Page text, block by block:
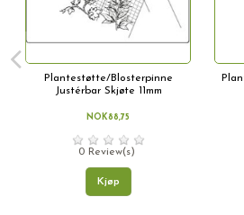
Plantestøtte/Blosterpinne
Justérbar Skjøte 11mm
NOK88,75
0 Review(s)
Kjøp